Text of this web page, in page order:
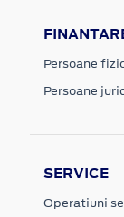
Persoane
Persoane
SERVICE
Operatiuni